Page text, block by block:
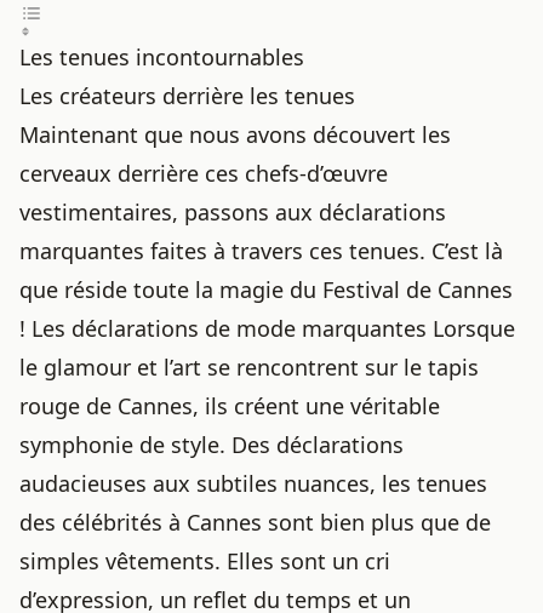
Les tenues incontournables
Les créateurs derrière les tenues
Maintenant que nous avons découvert les
cerveaux derrière ces chefs-d’œuvre
vestimentaires, passons aux déclarations
marquantes faites à travers ces tenues. C’est là
que réside toute la magie du Festival de Cannes
! Les déclarations de mode marquantes Lorsque
le glamour et l’art se rencontrent sur le tapis
rouge de Cannes, ils créent une véritable
symphonie de style. Des déclarations
audacieuses aux subtiles nuances, les tenues
des célébrités à Cannes sont bien plus que de
simples vêtements. Elles sont un cri
d’expression, un reflet du temps et un